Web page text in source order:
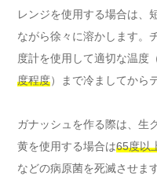
レンジを使用する場合は、
ながら徐々に溶かします。
度計を使用して適切な温度
度程度）まで冷ましてから
ガナッシュを作る際は、生
黄を使用する場合は65度以
などの病原菌を死滅させま